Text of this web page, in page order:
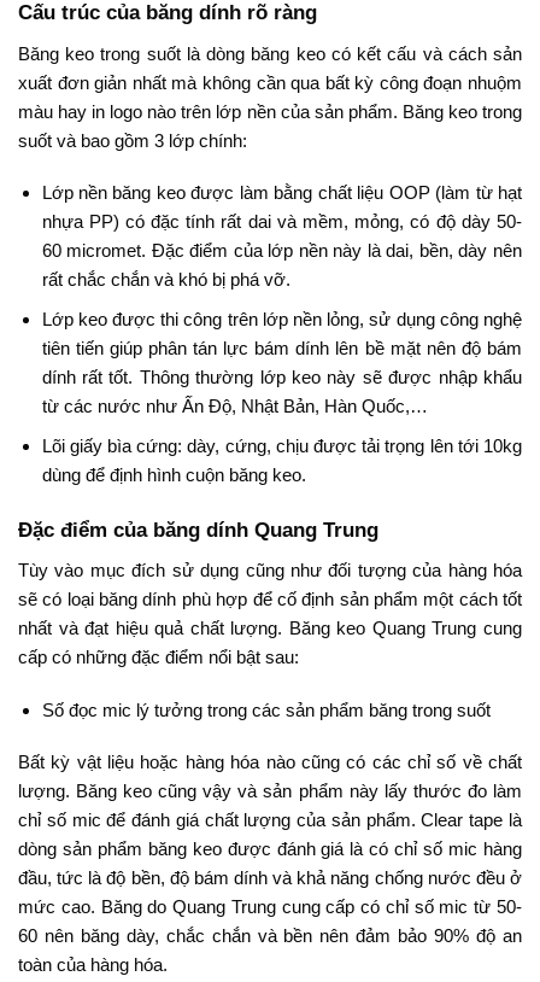
Cấu trúc của băng dính rõ ràng
Băng keo trong suốt là dòng băng keo có kết cấu và cách sản
xuất đơn giản nhất mà không cần qua bất kỳ công đoạn nhuộm
màu hay in logo nào trên lớp nền của sản phẩm. Băng keo trong
suốt và bao gồm 3 lớp chính:
Lớp nền băng keo được làm bằng chất liệu OOP (làm từ hạt
nhựa PP) có đặc tính rất dai và mềm, mỏng, có độ dày 50-
60 micromet. Đặc điểm của lớp nền này là dai, bền, dày nên
rất chắc chắn và khó bị phá vỡ.
Lớp keo được thi công trên lớp nền lỏng, sử dụng công nghệ
tiên tiến giúp phân tán lực bám dính lên bề mặt nên độ bám
dính rất tốt. Thông thường lớp keo này sẽ được nhập khẩu
từ các nước như Ấn Độ, Nhật Bản, Hàn Quốc,…
Lõi giấy bìa cứng: dày, cứng, chịu được tải trọng lên tới 10kg
dùng để định hình cuộn băng keo.
Đặc điểm của băng dính Quang Trung
Tùy vào mục đích sử dụng cũng như đối tượng của hàng hóa
sẽ có loại băng dính phù hợp để cố định sản phẩm một cách tốt
nhất và đạt hiệu quả chất lượng. Băng keo Quang Trung cung
cấp có những đặc điểm nổi bật sau:
Số đọc mic lý tưởng trong các sản phẩm băng trong suốt
Bất kỳ vật liệu hoặc hàng hóa nào cũng có các chỉ số về chất
lượng. Băng keo cũng vậy và sản phẩm này lấy thước đo làm
chỉ số mic để đánh giá chất lượng của sản phẩm. Clear tape là
dòng sản phẩm băng keo được đánh giá là có chỉ số mic hàng
đầu, tức là độ bền, độ bám dính và khả năng chống nước đều ở
mức cao. Băng do Quang Trung cung cấp có chỉ số mic từ 50-
60 nên băng dày, chắc chắn và bền nên đảm bảo 90% độ an
toàn của hàng hóa.